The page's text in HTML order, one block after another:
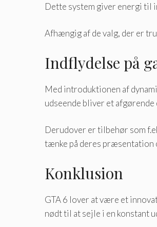
Dette system giver energi
Afhængig af de valg, der er
Indflydelse på
Med introduktionen af
udseende bliver et
Derudover er tilbehør som
tænke på deres præsentation
Konklusion
GTA 6 lover at være et
nødt til at sejle i en konstant